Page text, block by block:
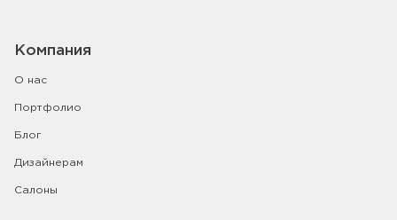
Компания
О нас
Портфолио
Блог
Дизайнерам
Салоны